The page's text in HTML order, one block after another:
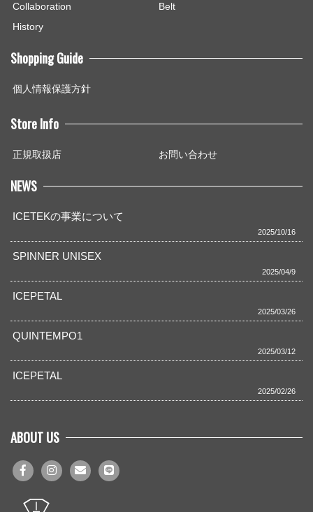
Collaboration
Belt
History
Shopping Guide
個人情報保護方針
Store Info
正規取扱店 お問い合わせ
NEWS
ICETEKの事業について
2025/10/16
SPINNER UNISEX
2025/04/9
ICEPETAL
2025/03/26
QUINTEMPO1
2025/03/12
ICEPETAL
2025/02/26
ABOUT US